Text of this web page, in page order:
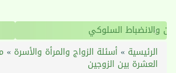
‹
الرئيسية »أسئلة الزواج والمرأة والأسرة »
العشرة بين الزوجين